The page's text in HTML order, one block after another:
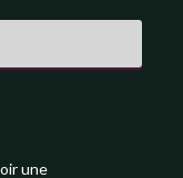
une